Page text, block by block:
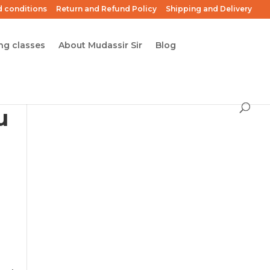
conditions Return and Refund Policy Shipping and Delivery
classes About Mudassir Sir Blog